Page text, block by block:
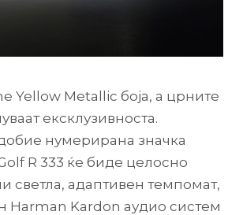
Yellow Metallic боја, а црните
ексклузивноста.
нумерирана значка
R 333 ќе биде целосно
светла, адаптивен темпомат,
Harman Kardon аудио систем